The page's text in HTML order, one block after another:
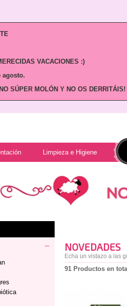
VACACIONES :)
agosto.
SÚPER MOLÓN Y NO OS DERRITÁIS!
Limpieza e Higiene
NOVEDADES
Echa un vistazo a las
91 Productos en